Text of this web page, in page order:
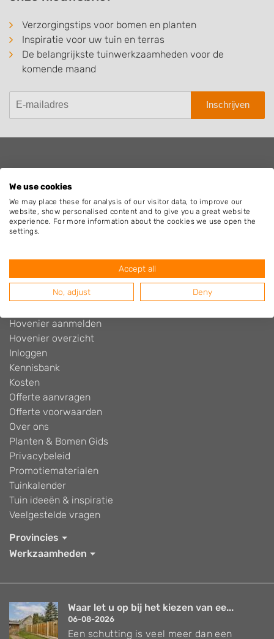
Verzorgingstips voor bomen en planten
Inspiratie voor uw tuin en terras
De belangrijkste tuinwerkzaamheden voor de
komende maand
Inschrijven
Adverteren
Algemene voorwaarden
Beoordelingen widget
Blog
Disclaimer
Hovenier aanmelden
Hovenier overzicht
Inloggen
Kennisbank
Kosten
Offerte aanvragen
Offerte voorwaarden
Over ons
Planten & Bomen Gids
Privacybeleid
Promotiematerialen
Tuinkalender
Tuin ideeën & inspiratie
Veelgestelde vragen
Provincies
Werkzaamheden
Waar let u op bij het kiezen van ee...
06-08-2026
Een schutting is veel meer dan een
We use cookies
We may place these for analysis of our visitor data, to improve our
website, show personalised content and to give you a great website
experience. For more information about the cookies we use open the
settings.
Accept all
No, adjust Deny